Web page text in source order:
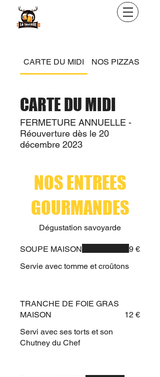
CARTE DU MIDI NOS PIZZAS
CARTE DU MIDI
FERMETURE ANNUELLE -
Réouverture dès le 20
NOS ENTREES
GOURMANDES
Dégustation savoyarde
SOUPE MAISON
Servie avec tomme et croûtons
9 €
TRANCHE DE FOIE GRAS
MAISON
Servi avec ses torts et son
Chutney du Chef
12 €